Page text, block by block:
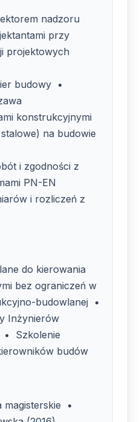
nadzoru
przy
projektowych
budowy •
konstrukcyjnymi
na budowie
i zgodności z
PN-EN
i rozliczeń z
do kierowania
bez ograniczeń w
budowlanej •
Inżynierów
• Szkolenie
budów
magisterskie •